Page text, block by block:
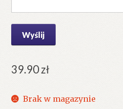
39.90zł
Brak w magazynie